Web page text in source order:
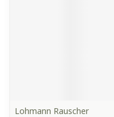
Lohmann Rauscher